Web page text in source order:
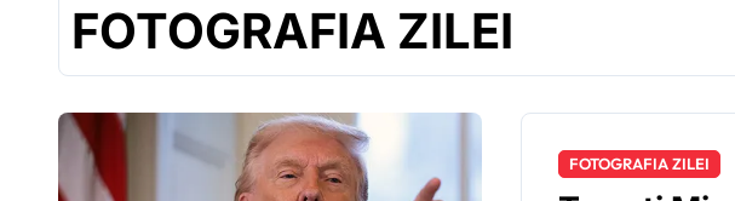
FOTOGRAFIA ZILEI
FOTOGRAFIA ZILEI